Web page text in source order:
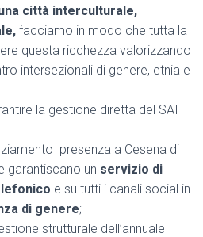
città interculturale,
facciamo in modo che tutta la
questa ricchezza valorizzando
intersezionali di genere, etnia e
la gestione diretta del SAI
presenza a Cesena di
garantiscano un servizio di
e su tutti i canali social in
di genere;
strutturale dell’annuale